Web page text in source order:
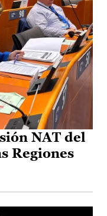
NAT del
Regiones